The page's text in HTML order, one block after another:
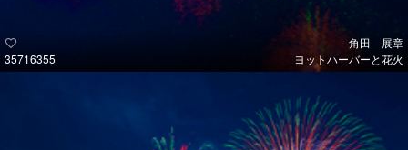
35716355
角田 展章
ヨットハーバーと花火